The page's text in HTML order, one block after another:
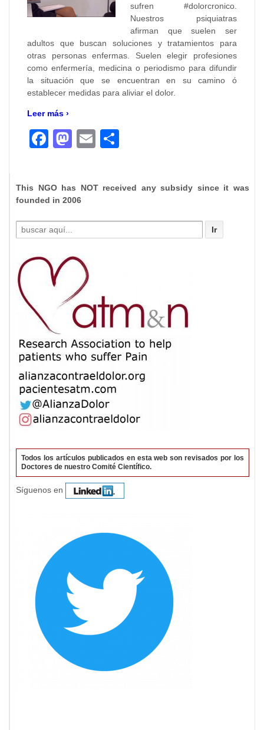
sufren #dolorcronico.
Nuestros psiquiatras
afirman que suelen ser
adultos que buscan soluciones y tratamientos para
otras personas enfermas. Suelen elegir profesiones
como enfermería, medicina o periodismo para difundir
la situación que se encuentran en su camino ó
establecer medidas para aliviar el dolor.
Leer más ›
Facebook
Mastodon
Email
This NGO has NOT received any subsidy since it was
founded in 2006
Buscar
por:
Todos los artículos publicados en esta web son revisados por los
Doctores de nuestro Comité Científico.
Síguenos en